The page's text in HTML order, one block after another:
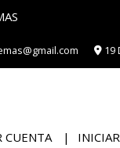
19
CUENTA